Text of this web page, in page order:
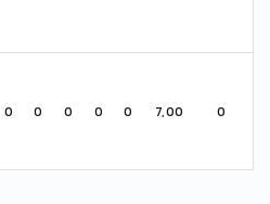
0 0 0 0 0 7,00 0